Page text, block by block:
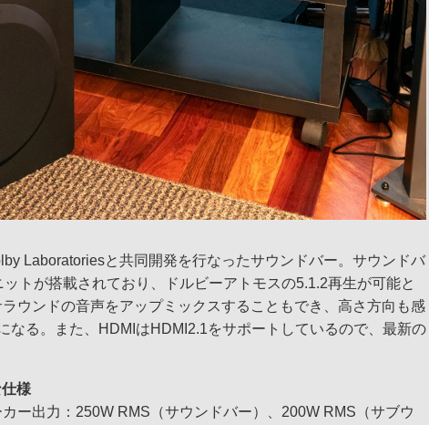
Laboratoriesと共同開発を行なったサウンドバー。サウンドバ
トが搭載されており、ドルビーアトモスの5.1.2再生が可能と
ウンドの音声をアップミックスすることもでき、高さ方向も感
なる。また、HDMIはHDMI2.1をサポートしているので、最新の
様
ー出力：250W RMS（サウンドバー）、200W RMS（サブウ